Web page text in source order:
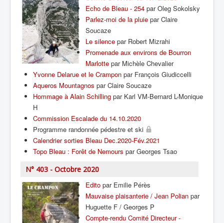
Echo de Bleau - 254 par Oleg Sokolsky
Parlez-moi de la pluie par Claire
Soucaze
Le silence par Robert Mizrahi
Promenade aux environs de Bourron
Marlotte par Michèle Chevalier
Yvonne Delarue et le Crampon par François Giudiccelli
Aqueros Mountagnos par Claire Soucaze
Hommage à Alain Schilling par Karl VM-Bernard L-Monique
H
Commission Escalade du 14.10.2020
Programme randonnée pédestre et ski
Calendrier sorties Bleau Dec.2020-Fév.2021
Topo Bleau : Forêt de Nemours par Georges Tsao
N° 403 - Octobre 2020
Edito par Emilie Pérès
Mauvaise plaisanterie / Jean Polian par
Huguette F / Georges P
Compte-rendu Comité Directeur -